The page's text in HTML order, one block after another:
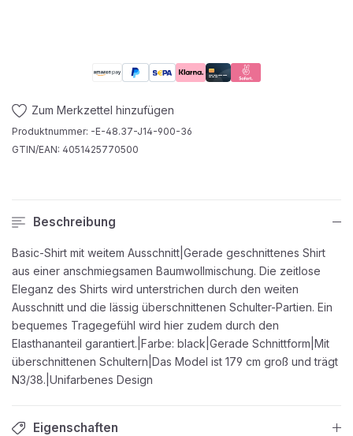
Zum Merkzettel hinzufügen
Produktnummer: -E-48.37-J14-900-36
GTIN/EAN: 4051425770500
Beschreibung
Basic-Shirt mit weitem Ausschnitt|Gerade geschnittenes Shirt
aus einer anschmiegsamen Baumwollmischung. Die zeitlose
Eleganz des Shirts wird unterstrichen durch den weiten
Ausschnitt und die lässig überschnittenen Schulter-Partien. Ein
bequemes Tragegefühl wird hier zudem durch den
Elasthananteil garantiert.|Farbe: black|Gerade Schnittform|Mit
überschnittenen Schultern|Das Model ist 179 cm groß und trägt
N3/38.|Unifarbenes Design
Eigenschaften